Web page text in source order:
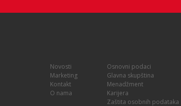
Novosti
Marketing
Kontakt
O nama
Osnovni podaci
Glavna skupština
Menadžment
Karijera
Zaštita osobnih podataka